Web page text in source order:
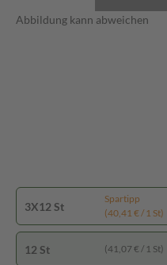
Abbildung kann abweichen
3X12 St
Spartipp
(40,41 € / 1 St)
12 St (41,07 € / 1 St)